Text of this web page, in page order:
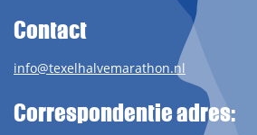
Contact
info@texelhalvemarathon.nl
Correspondentie adres: